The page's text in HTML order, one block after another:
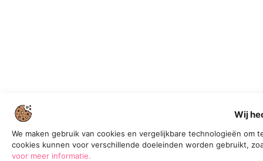
Wij
We maken gebruik van cookies en vergelijkbare technologieën
cookies kunnen voor verschillende doeleinden worden gebruikt,
voor meer informatie.